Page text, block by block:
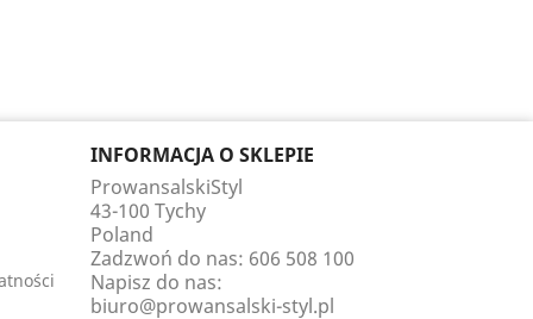
INFORMACJA O SKLEPIE
ProwansalskiStyl
43-100 Tychy
Poland
Zadzwoń do nas: 606 508 100
Napisz do nas:
biuro@prowansalski-styl.pl